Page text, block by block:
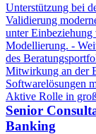
Unterstützung bei
Validierung
unter
Modellierung. -
des
Mitwirkung an der
Softwarelösungen
Aktive Rolle in
Senior
Banking